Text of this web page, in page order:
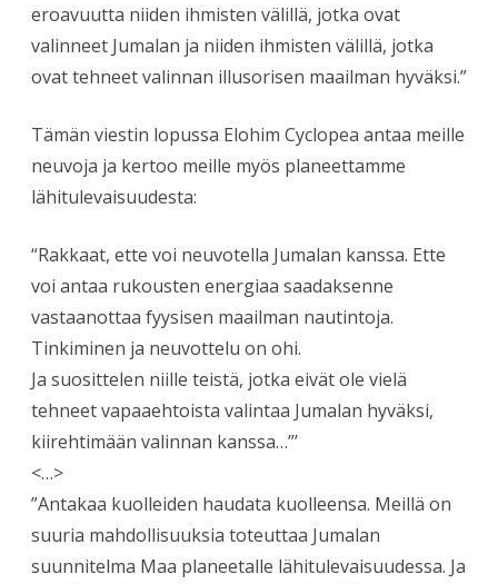
eroavuutta niiden ihmisten välillä, jotka ovat
valinneet Jumalan ja niiden ihmisten välillä, jotka
ovat tehneet valinnan illusorisen maailman hyväksi.”
Tämän viestin lopussa Elohim Cyclopea antaa meille
neuvoja ja kertoo meille myös planeettamme
lähitulevaisuudesta:
“Rakkaat, ette voi neuvotella Jumalan kanssa. Ette
voi antaa rukousten energiaa saadaksenne
vastaanottaa fyysisen maailman nautintoja.
Tinkiminen ja neuvottelu on ohi.
Ja suosittelen niille teistä, jotka eivät ole vielä
tehneet vapaaehtoista valintaa Jumalan hyväksi,
kiirehtimään valinnan kanssa…”’
<…>
”Antakaa kuolleiden haudata kuolleensa. Meillä on
suuria mahdollisuuksia toteuttaa Jumalan
suunnitelma Maa planeetalle lähitulevaisuudessa. Ja